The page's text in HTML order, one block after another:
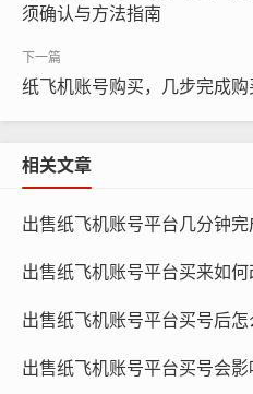
纸飞机账号购买, 在线购买tg
须确认与方法指南
纸飞机账号购买，几步完成
相关文章
出售纸飞机账号平台买来如